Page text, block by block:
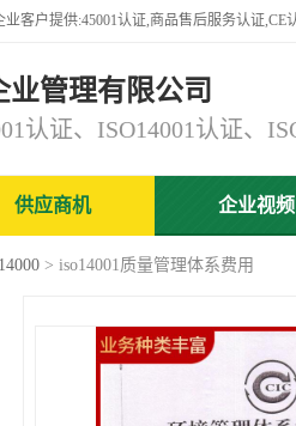
业管理有限公司
供应商机 企业视频
> iso14001质量管理体系费用